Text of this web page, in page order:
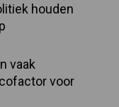
houden
vaak
voor